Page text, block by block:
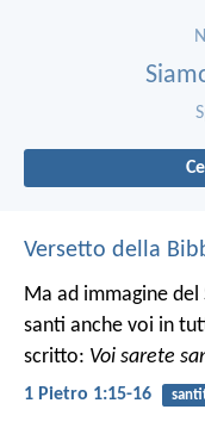
Versetto della
Ma ad immagine
santi anche voi in
scritto: Voi sarete
1 Pietro 1:15-16